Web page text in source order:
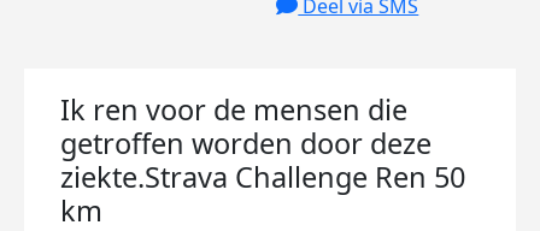
Deel via SMS
Ik ren voor de mensen die
getroffen worden door deze
ziekte.Strava Challenge Ren 50
km